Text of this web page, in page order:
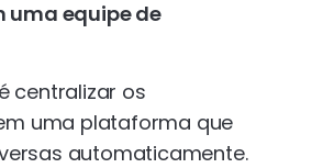
uma equipe de
centralizar os
uma plataforma que
automaticamente.